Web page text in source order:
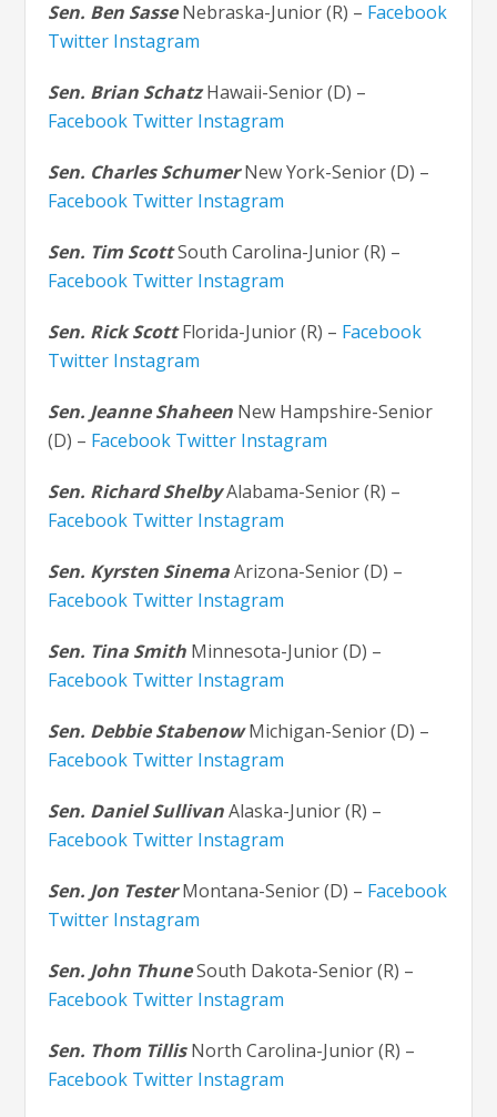
Sen. Ben SasseNebraska-Junior (R) – Facebook
Twitter Instagram
Sen. Brian SchatzHawaii-Senior (D) –
Facebook Twitter Instagram
Sen. Charles SchumerNew York-Senior (D) –
Facebook Twitter Instagram
Sen. Tim ScottSouth Carolina-Junior (R) –
Facebook Twitter Instagram
Sen. Rick ScottFlorida-Junior (R) – Facebook
Twitter Instagram
Sen. Jeanne Shaheen New Hampshire-Senior
(D) – Facebook Twitter Instagram
Sen. Richard ShelbyAlabama-Senior (R) –
Facebook Twitter Instagram
Sen. Kyrsten SinemaArizona-Senior (D) –
Facebook Twitter Instagram
Sen. Tina Smith Minnesota-Junior (D) –
Facebook Twitter Instagram
Sen. Debbie StabenowMichigan-Senior (D) –
Facebook Twitter Instagram
Sen. Daniel SullivanAlaska-Junior (R) –
Facebook Twitter Instagram
Sen. Jon TesterMontana-Senior (D) – Facebook
Twitter Instagram
Sen. John ThuneSouth Dakota-Senior (R) –
Facebook Twitter Instagram
Sen. Thom TillisNorth Carolina-Junior (R) –
Facebook Twitter Instagram